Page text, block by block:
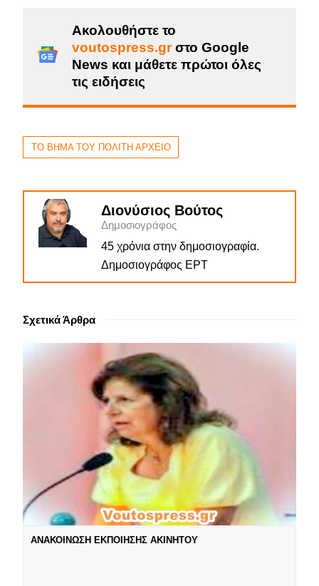
Ακολουθήστε το
voutospress.grστο Google
News και μάθετε πρώτοι όλες
τις ειδήσεις
ΤΟ ΒΗΜΑ ΤΟΥ ΠΟΛΙΤΗ ΑΡΧΕΙΟ
Διονύσιος Βούτος
Δημοσιογράφος
45 χρόνια στην δημοσιογραφία.
Δημοσιογράφος ΕΡΤ
Σχετικά Άρθρα
ΑΝΑΚΟΙΝΩΣΗ ΕΚΠΟΙΗΣΗΣ ΑΚΙΝΗΤΟΥ